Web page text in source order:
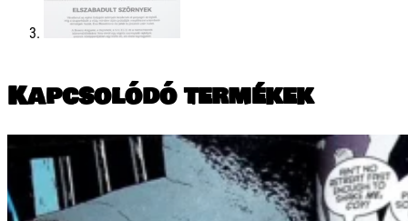
Kapcsolódó termékek